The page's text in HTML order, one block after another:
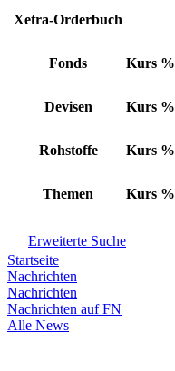
Xetra-Orderbuch
Fonds Kurs %
Devisen Kurs %
Rohstoffe Kurs %
Themen Kurs %
Erweiterte Suche
Startseite
Nachrichten
Nachrichten
Nachrichten auf FN
Alle News